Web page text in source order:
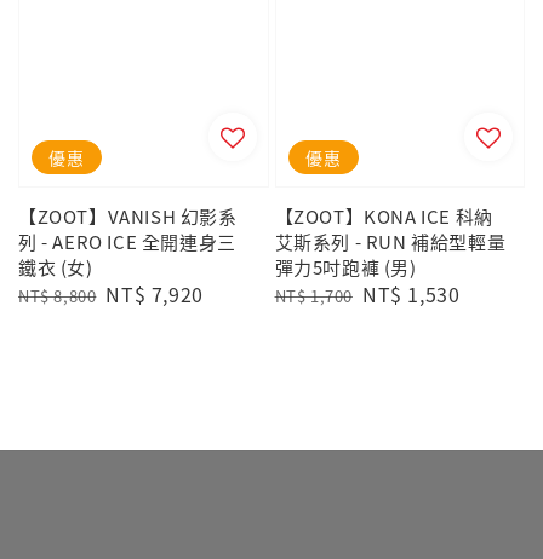
優惠
【ZOOT】VANISH 幻影系
列 - AERO ICE 全開連身三
鐵衣 (女)
Regular
NT$ 8,800 Sale
NT$ 7,920
優惠
【ZOOT】KONA ICE 科納
艾斯系列 - RUN 補給型輕量
彈力5吋跑褲 (男)
Regular
NT$ 1,700 Sale
NT$ 1,530